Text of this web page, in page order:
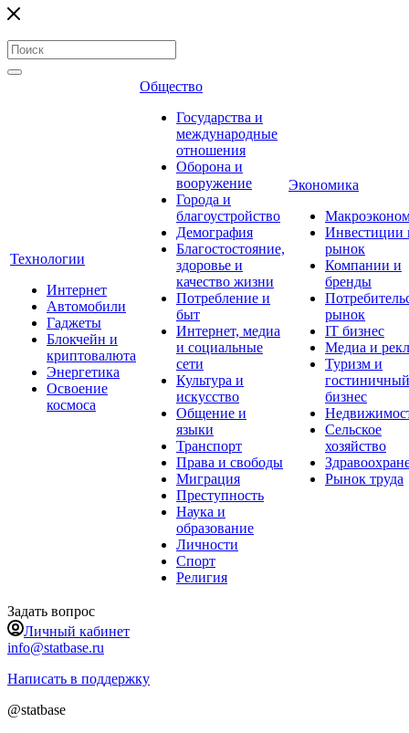
Технологии
Интернет
Автомобили
Гаджеты
Блокчейн и
криптовалюта
Энергетика
Освоение
космоса
Общество
Государства и
международные
отношения
Оборона и
вооружение
Города и
благоустройство
Демография
Благостостояние,
здоровье и
качество жизни
Потребление и
быт
Интернет, медиа
и социальные
сети
Культура и
искусство
Общение и
языки
Транспорт
Права и свободы
Миграция
Преступность
Наука и
образование
Личности
Спорт
Религия
Экономика
Инвестиции
рынок
Компании и
бренды
рынок
IT бизнес
Медиа и
Туризм и
гостиничный
бизнес
Сельское
хозяйство
Рынок труда
Задать вопрос
Личный кабинет
info@statbase.ru
Написать в поддержку
@statbase